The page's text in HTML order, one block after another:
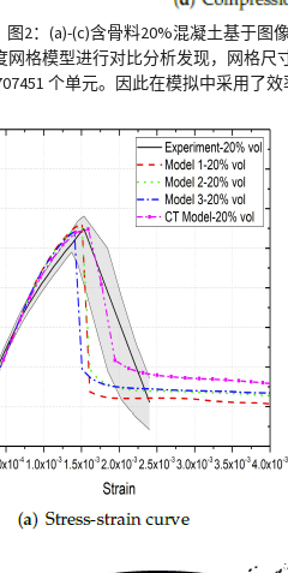
图2：(a)-(c)含骨料20%混凝土基于图
格模型进行对比分析发现，网格尺
个单元。因此在模拟中采用了